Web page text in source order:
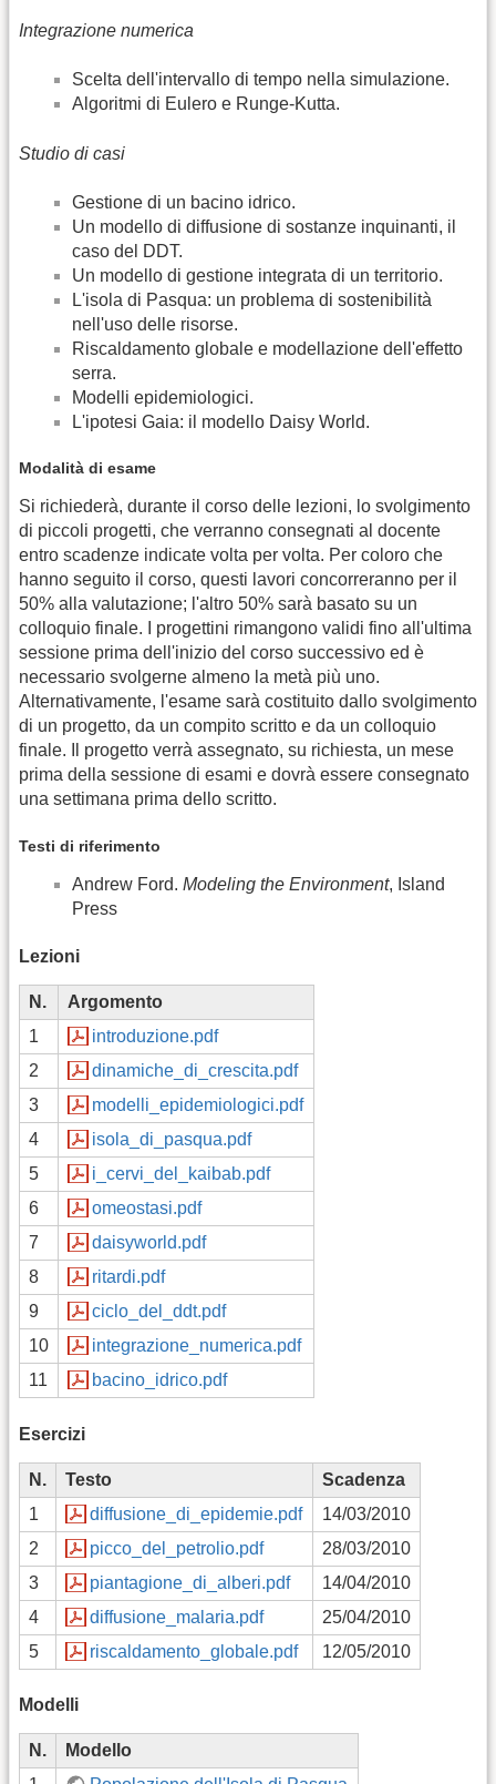
Integrazione numerica
Scelta dell'intervallo di tempo nella simulazione.
Algoritmi di Eulero e Runge-Kutta.
Studio di casi
Gestione di un bacino idrico.
Un modello di diffusione di sostanze inquinanti, il
caso del DDT.
Un modello di gestione integrata di un territorio.
L'isola di Pasqua: un problema di sostenibilità
nell'uso delle risorse.
Riscaldamento globale e modellazione dell'effetto
serra.
Modelli epidemiologici.
L'ipotesi Gaia: il modello Daisy World.
Modalità di esame
Si richiederà, durante il corso delle lezioni, lo svolgimento
di piccoli progetti, che verranno consegnati al docente
entro scadenze indicate volta per volta. Per coloro che
hanno seguito il corso, questi lavori concorreranno per il
50% alla valutazione; l'altro 50% sarà basato su un
colloquio finale. I progettini rimangono validi fino all'ultima
sessione prima dell'inizio del corso successivo ed è
necessario svolgerne almeno la metà più uno.
Alternativamente, l'esame sarà costituito dallo svolgimento
di un progetto, da un compito scritto e da un colloquio
finale. Il progetto verrà assegnato, su richiesta, un mese
prima della sessione di esami e dovrà essere consegnato
una settimana prima dello scritto.
Testi di riferimento
Andrew Ford. Modeling the Environment, Island
Press
Lezioni
N.
Argomento
1
introduzione.pdf
2
dinamiche_di_crescita.pdf
3
modelli_epidemiologici.pdf
4
isola_di_pasqua.pdf
5
i_cervi_del_kaibab.pdf
6
omeostasi.pdf
7
daisyworld.pdf
8
ritardi.pdf
9
ciclo_del_ddt.pdf
10
integrazione_numerica.pdf
11
bacino_idrico.pdf
Esercizi
N. Testo
Scadenza
1
diffusione_di_epidemie.pdf
14/03/2010
2
picco_del_petrolio.pdf
28/03/2010
3
piantagione_di_alberi.pdf
14/04/2010
4
diffusione_malaria.pdf
25/04/2010
5
riscaldamento_globale.pdf 12/05/2010
Modelli
N.
Modello